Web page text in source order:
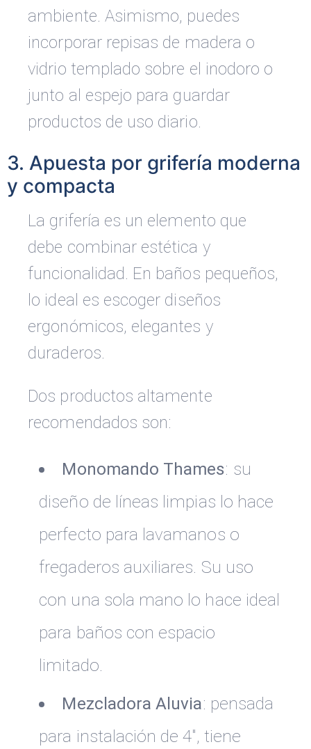
ambiente. Asimismo, puedes
incorporar repisas de madera o
vidrio templado sobre el inodoro o
junto al espejo para guardar
productos de uso diario.
3. Apuesta por grifería moderna
y compacta
La grifería es un elemento que
debe combinar estética y
funcionalidad. En baños pequeños,
lo ideal es escoger diseños
ergonómicos, elegantes y
duraderos.
Dos productos altamente
recomendados son:
Monomando Thames: su
diseño de líneas limpias lo hace
perfecto para lavamanos o
fregaderos auxiliares. Su uso
con una sola mano lo hace ideal
para baños con espacio
limitado.
Mezcladora Aluvia: pensada
para instalación de 4", tiene